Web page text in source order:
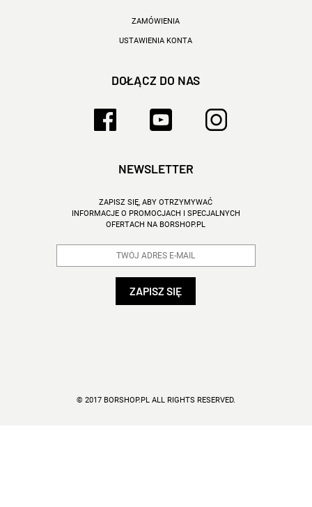
ZAMÓWIENIA
USTAWIENIA KONTA
DOŁĄCZ DO NAS
NEWSLETTER
ZAPISZ SIĘ, ABY OTRZYMYWAĆ
INFORMACJE O PROMOCJACH I SPECJALNYCH
OFERTACH NA BORSHOP.PL
© 2017 BORSHOP.PL ALL RIGHTS RESERVED.